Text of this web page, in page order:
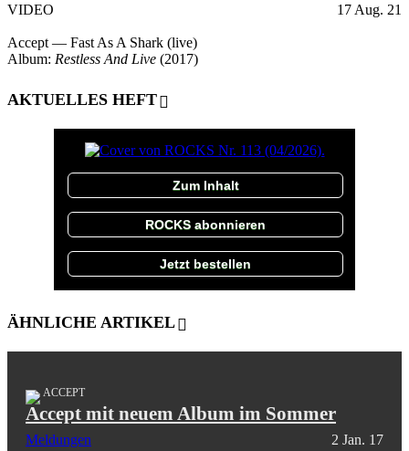
VIDEO 17 Aug. 21
Accept — Fast As A Shark (live)
Album: Restless And Live (2017)
AKTUELLES HEFT
Zum Inhalt
ROCKS abonnieren
Jetzt bestellen
ÄHNLICHE ARTIKEL
ACCEPT
Accept mit neuem Album im Sommer
Meldungen 2 Jan. 17